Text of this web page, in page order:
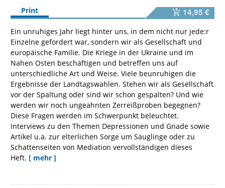
Print
14,95 €
Ein unruhiges Jahr liegt hinter uns, in dem nicht nur jede:r
Einzelne gefordert war, sondern wir als Gesellschaft und
europäische Familie. Die Kriege in der Ukraine und im
Nahen Osten beschäftigen und betreffen uns auf
unterschiedliche Art und Weise. Viele beunruhigen die
Ergebnisse der Landtagswahlen. Stehen wir als Gesellschaft
vor der Spaltung oder sind wir schon gespalten? Und wie
werden wir noch ungeahnten Zerreißproben begegnen?
Diese Fragen werden im Schwerpunkt beleuchtet.
Interviews zu den Themen Depressionen und Gnade sowie
Artikel u.a. zur elterlichen Sorge um Säuglinge oder zu
Schattenseiten von Mediation vervollständigen dieses
Heft. [ mehr ]